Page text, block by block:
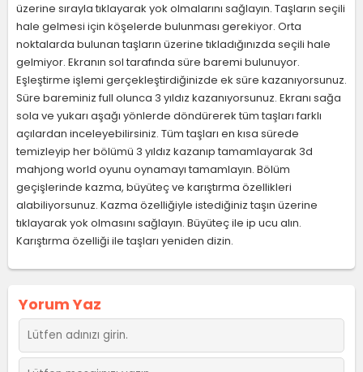
üzerine sırayla tıklayarak yok olmalarını sağlayın. Taşların seçili
hale gelmesi için köşelerde bulunması gerekiyor. Orta
noktalarda bulunan taşların üzerine tıkladığınızda seçili hale
gelmiyor. Ekranın sol tarafında süre baremi bulunuyor.
Eşleştirme işlemi gerçekleştirdiğinizde ek süre kazanıyorsunuz.
Süre bareminiz full olunca 3 yıldız kazanıyorsunuz. Ekranı sağa
sola ve yukarı aşağı yönlerde döndürerek tüm taşları farklı
açılardan inceleyebilirsiniz. Tüm taşları en kısa sürede
temizleyip her bölümü 3 yıldız kazanıp tamamlayarak 3d
mahjong world oyunu oynamayı tamamlayın. Bölüm
geçişlerinde kazma, büyüteç ve karıştırma özellikleri
alabiliyorsunuz. Kazma özelliğiyle istediğiniz taşın üzerine
tıklayarak yok olmasını sağlayın. Büyüteç ile ip ucu alın.
Karıştırma özelliği ile taşları yeniden dizin.
Yorum Yaz